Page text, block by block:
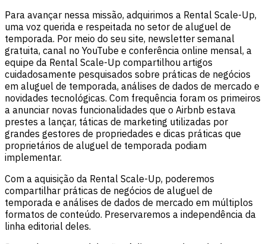
Para avançar nessa missão, adquirimos a Rental Scale-Up,
uma voz querida e respeitada no setor de aluguel de
temporada. Por meio do seu site, newsletter semanal
gratuita, canal no YouTube e conferência online mensal, a
equipe da Rental Scale-Up compartilhou artigos
cuidadosamente pesquisados sobre práticas de negócios
em aluguel de temporada, análises de dados de mercado e
novidades tecnológicas. Com frequência foram os primeiros
a anunciar novas funcionalidades que o Airbnb estava
prestes a lançar, táticas de marketing utilizadas por
grandes gestores de propriedades e dicas práticas que
proprietários de aluguel de temporada podiam
implementar.
Com a aquisição da Rental Scale-Up, poderemos
compartilhar práticas de negócios de aluguel de
temporada e análises de dados de mercado em múltiplos
formatos de conteúdo. Preservaremos a independência da
linha editorial deles.